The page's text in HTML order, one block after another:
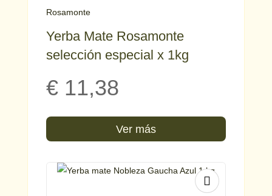
Rosamonte
Yerba Mate Rosamonte
selección especial x 1kg
€11,38
Ver más